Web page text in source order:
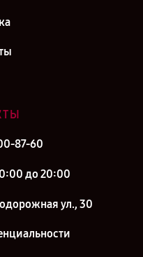
87-60
до 20:00
ул., 30